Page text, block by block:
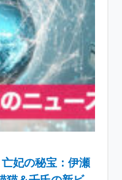
妃の秘宝：伊瀬